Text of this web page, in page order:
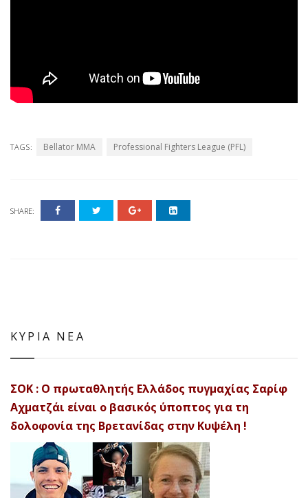
TAGS: Bellator MMA Professional Fighters League (PFL)
SHARE:
ΚΥΡΙΑ ΝΕΑ
ΣΟΚ : Ο πρωταθλητής Ελλάδος πυγμαχίας Σαρίφ
Αχματζάι είναι ο βασικός ύποπτος για τη
δολοφονία της Βρετανίδας στην Κυψέλη !